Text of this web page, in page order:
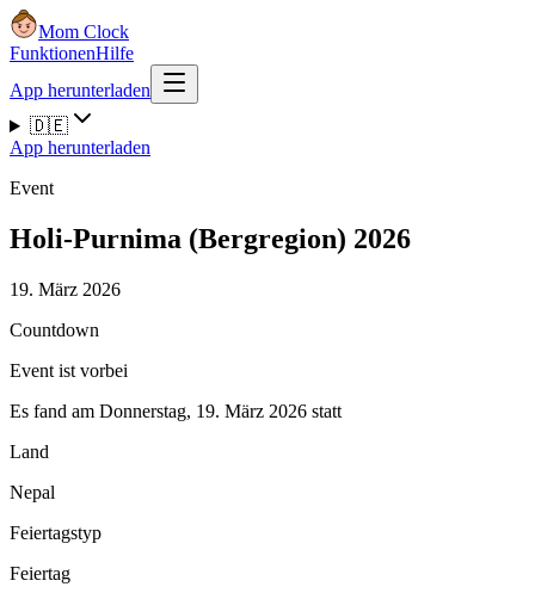
Mom Clock
FunktionenHilfe
App herunterladen
🇩🇪
App herunterladen
Event
Holi-Purnima (Bergregion) 2026
19. März 2026
Countdown
Event ist vorbei
Es fand am Donnerstag, 19. März 2026 statt
Land
Nepal
Feiertagstyp
Feiertag